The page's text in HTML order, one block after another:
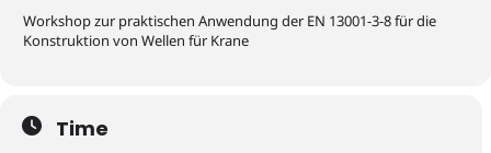
Workshop zur praktischen Anwendung der EN 13001-3-8 für die
Konstruktion von Wellen für Krane
Time